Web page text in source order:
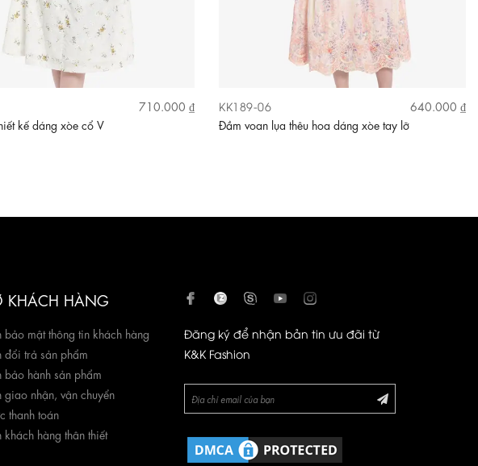
710.000 ₫
kế dáng xòe cổ V
KK189-06
640.000 ₫
Đầm voan lụa thêu hoa dáng xòe tay lỡ
KHÁCH HÀNG
bảo mật thông tin khách hàng
đổi trả sản phẩm
bảo hành sản phẩm
giao nhận, vận chuyển
thanh toán
khách hàng thân thiết
Đăng ký để nhận bản tin ưu đãi từ
K&K Fashion